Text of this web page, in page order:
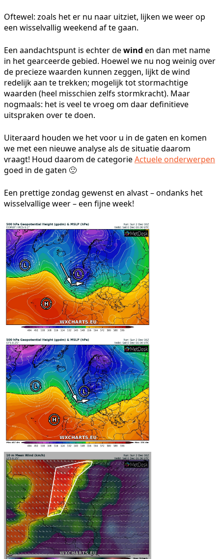
Oftewel: zoals het er nu naar uitziet, lijken we weer op
een wisselvallig weekend af te gaan.
Een aandachtspunt is echter dewind en dan met name
in het gearceerde gebied. Hoewel we nu nog weinig over
de precieze waarden kunnen zeggen, lijkt de wind
redelijk aan te trekken; mogelijk tot stormachtige
waarden (heel misschien zelfs stormkracht). Maar
nogmaals: het is veel te vroeg om daar definitieve
uitspraken over te doen.
Uiteraard houden we het voor u in de gaten en komen
we met een nieuwe analyse als de situatie daarom
vraagt! Houd daarom de categorieActuele onderwerpen
goed in de gaten 🙂
Een prettige zondag gewenst en alvast – ondanks het
wisselvallige weer – een fijne week!